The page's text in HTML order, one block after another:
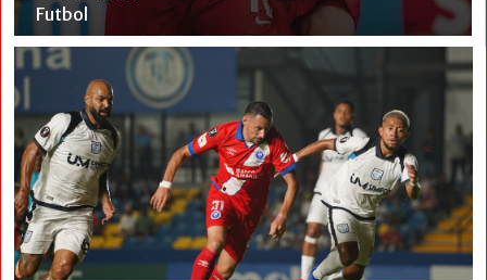
Futbol